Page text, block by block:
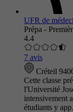
UFR de
Prépa -
4.4
7 avis
Créteil
Cette classe
l'Université
intensivement
étudiants y